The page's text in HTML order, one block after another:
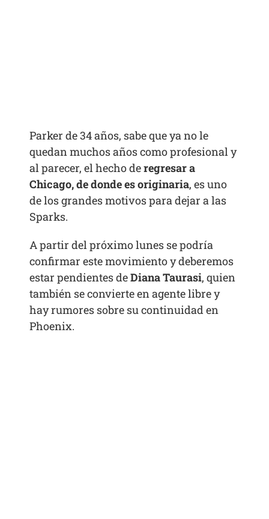
Parker de 34 años, sabe que ya no le
quedan muchos años como profesional y
al parecer, el hecho deregresar a
Chicago, de donde es originaria, es uno
de los grandes motivos para dejar a las
Sparks.
A partir del próximo lunes se podría
confirmar este movimiento y deberemos
estar pendientes deDiana Taurasi, quien
también se convierte en agente libre y
hay rumores sobre su continuidad en
Phoenix.